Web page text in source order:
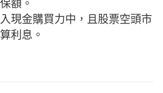
現金購買力中，且股票空頭市
利息。